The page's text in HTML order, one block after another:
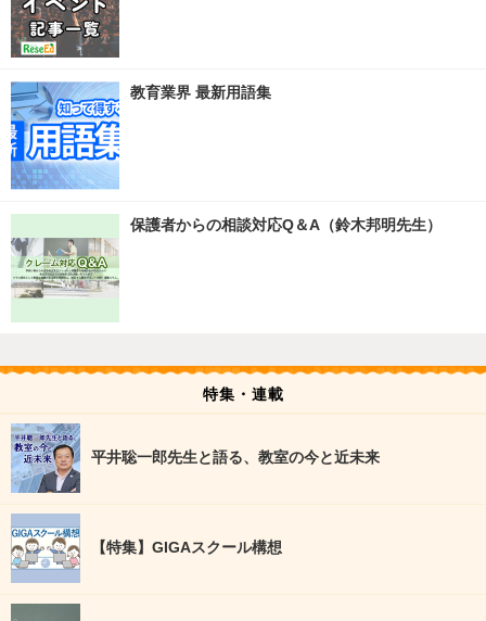
教育業界 最新用語集
保護者からの相談対応Q＆A（鈴木邦明先生）
特集・連載
平井聡一郎先生と語る、教室の今と近未来
【特集】GIGAスクール構想